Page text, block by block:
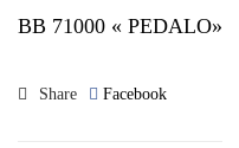
BB 71000 « PEDALO»
Share Facebook